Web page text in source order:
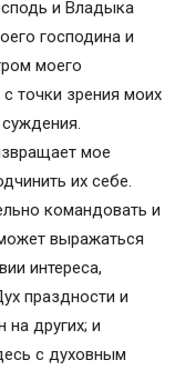
и Владыка
господина и
моего
точки зрения моих
мое
их себе.
командовать и
выражаться
интереса,
праздности и
на других; и
с духовным